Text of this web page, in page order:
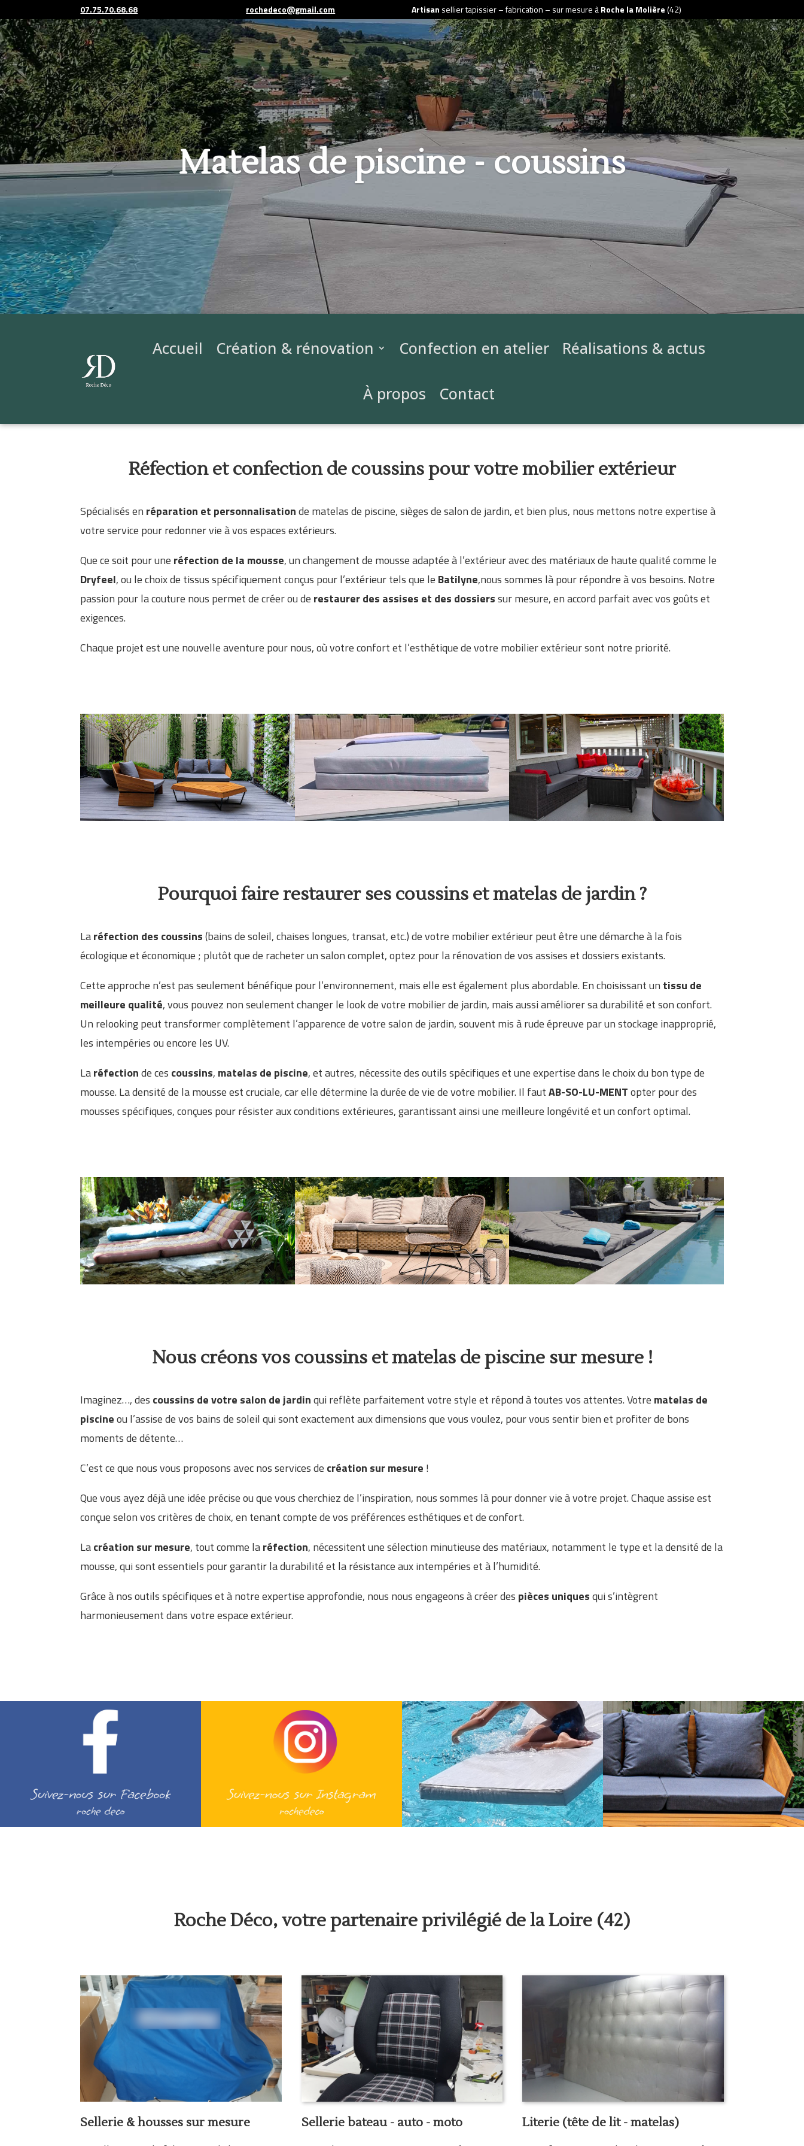
07.75.70.68.68 rochedeco@gmail.com Artisan sellier tapissier – fabrication – sur mesure àRoche la Molière(42)
Matelas de piscine - coussins
Accueil Création & rénovation Confection en atelier Réalisations & actus
À propos Contact
Réfection et confection de coussins pour votre mobilier extérieur
Spécialisés en réparation et personnalisationde matelas de piscine, sièges de salon de jardin, et bien plus, nous mettons notre expertise à
votre service pour redonner vie à vos espaces extérieurs.
Que ce soit pour une réfection de la mousse, un changement de mousse adaptée à l’extérieur avec des matériaux de haute qualité comme le
Dryfeel, ou le choix de tissus spécifiquement conçus pour l’extérieur tels que le Batilyne,nous sommes là pour répondre à vos besoins. Notre
passion pour la couture nous permet de créer ou de restaurer des assises et des dossierssur mesure, en accord parfait avec vos goûts et
exigences.
Chaque projet est une nouvelle aventure pour nous, où votre confort et l’esthétique de votre mobilier extérieur sont notre priorité.
Pourquoi faire restaurer ses coussins et matelas de jardin ?
Laréfection des coussins(bains de soleil, chaises longues, transat, etc.) de votre mobilier extérieur peut être une démarche à la fois
écologique et économique ; plutôt que de racheter un salon complet, optez pour la rénovation de vos assises et dossiers existants.
Cette approche n’est pas seulement bénéfique pour l’environnement, mais elle est également plus abordable. En choisissant un tissu de
meilleure qualité, vous pouvez non seulement changer le look de votre mobilier de jardin, mais aussi améliorer sa durabilité et son confort.
Un relooking peut transformer complètement l’apparence de votre salon de jardin, souvent mis à rude épreuve par un stockage inapproprié,
les intempéries ou encore les UV.
Laréfectionde ces coussins, matelas de piscine, et autres, nécessite des outils spécifiques et une expertise dans le choix du bon type de
mousse. La densité de la mousse est cruciale, car elle détermine la durée de vie de votre mobilier. Il fautAB-SO-LU-MENTopter pour des
mousses spécifiques, conçues pour résister aux conditions extérieures, garantissant ainsi une meilleure longévité et un confort optimal.
Nous créons vos coussins et matelas de piscine sur mesure !
Imaginez…, des coussins de votre salon de jardinqui reflète parfaitement votre style et répond à toutes vos attentes. Votre matelas de
piscineou l’assise de vos bains de soleil qui sont exactement aux dimensions que vous voulez, pour vous sentir bien et profiter de bons
moments de détente…
C’est ce que nous vous proposons avec nos services de création sur mesure !
Que vous ayez déjà une idée précise ou que vous cherchiez de l’inspiration, nous sommes là pour donner vie à votre projet. Chaque assise est
conçue selon vos critères de choix, en tenant compte de vos préférences esthétiques et de confort.
Lacréation sur mesure, tout comme laréfection, nécessitent une sélection minutieuse des matériaux, notamment le type et la densité de la
mousse, qui sont essentiels pour garantir la durabilité et la résistance aux intempéries et à l’humidité.
Grâce à nos outils spécifiques et à notre expertise approfondie, nous nous engageons à créer des pièces uniquesqui s’intègrent
harmonieusement dans votre espace extérieur.
Roche Déco, votre partenaire privilégié de la Loire (42)
Sellerie & housses sur mesure Sellerie bateau - auto - moto Literie (tête de lit - matelas)